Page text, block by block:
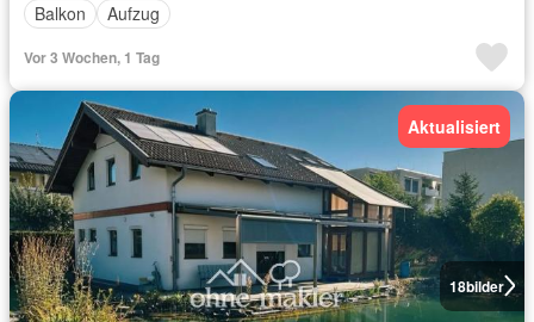
Balkon
Aufzug
Vor 3 Wochen, 1 Tag
18bilder
Aktualisiert